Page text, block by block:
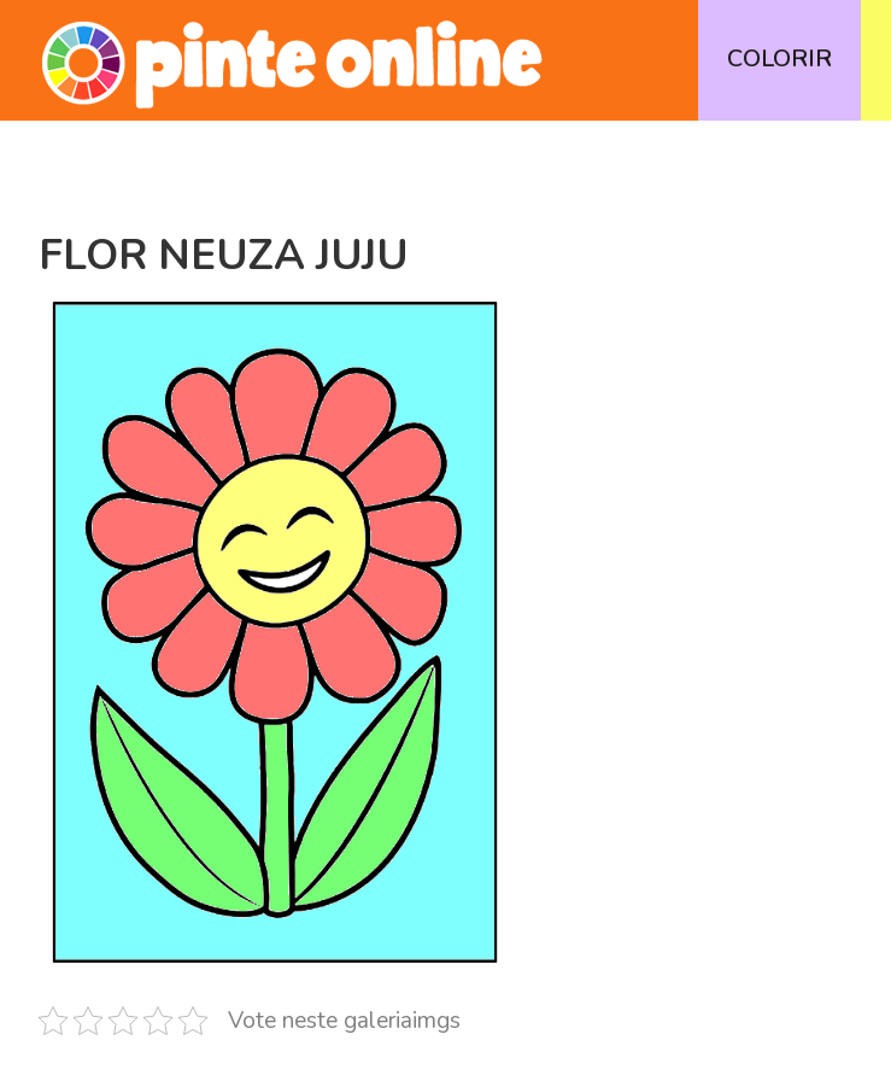
content
COLORIR
FLOR NEUZA JUJU
Vote neste galeriaimgs